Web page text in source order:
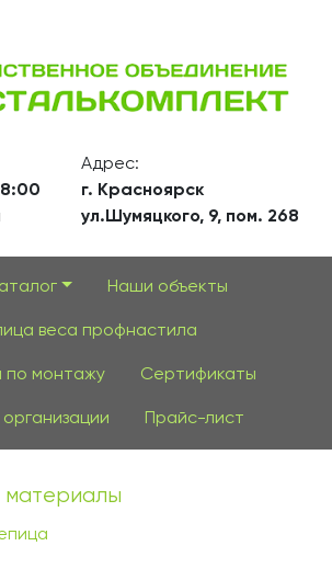
Адрес:
г. Красноярск
ул.Шумяцкого, 9, пом. 268
Наши объекты
веса профнастила
по монтажу Сертификаты
организации Прайс-лист
материалы